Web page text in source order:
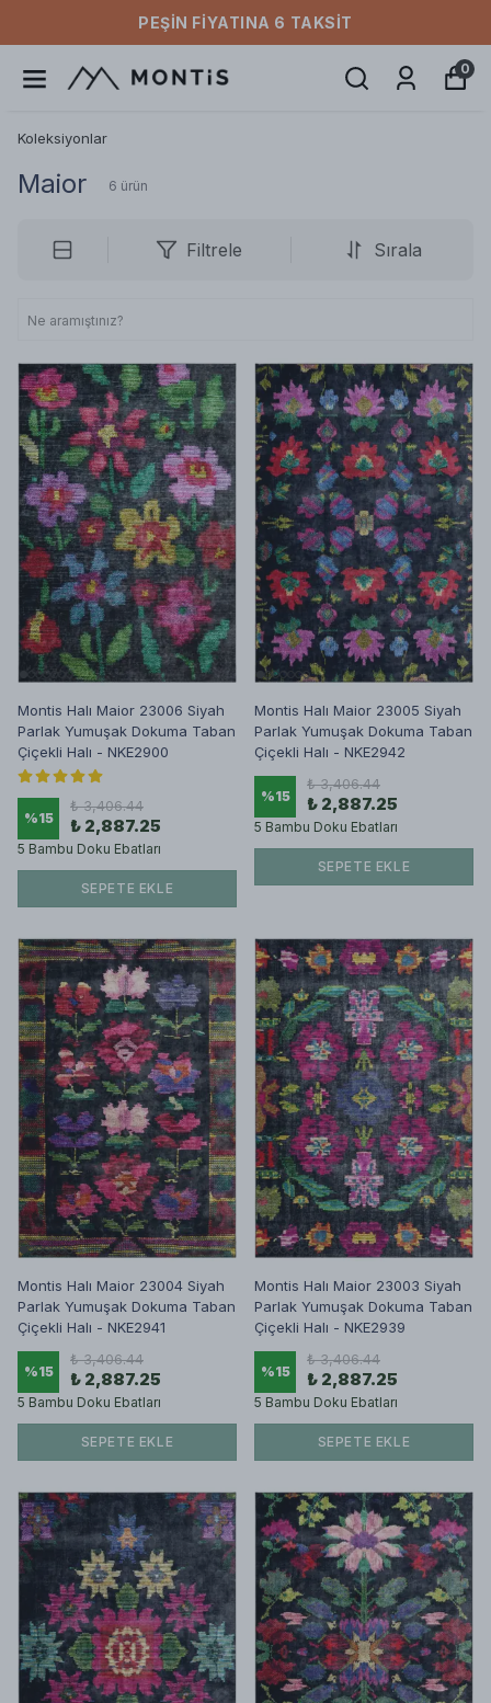
ÜCRETSIZ KARGO
0
Koleksiyonlar
Maior 6 ürün
Filtrele Sırala
Montis Halı Maior 23006 Siyah
Parlak Yumuşak Dokuma Taban
Çiçekli Halı - NKE2900
%15
₺ 3,406.44
₺ 2,887.25
5 Bambu Doku Ebatları
SEPETE EKLE
Montis Halı Maior 23005 Siyah
Parlak Yumuşak Dokuma Taban
Çiçekli Halı - NKE2942
%15
₺ 3,406.44
₺ 2,887.25
5 Bambu Doku Ebatları
SEPETE EKLE
Montis Halı Maior 23004 Siyah
Parlak Yumuşak Dokuma Taban
Çiçekli Halı - NKE2941
%15
₺ 3,406.44
₺ 2,887.25
5 Bambu Doku Ebatları
SEPETE EKLE
Montis Halı Maior 23003 Siyah
Parlak Yumuşak Dokuma Taban
Çiçekli Halı - NKE2939
%15
₺ 3,406.44
₺ 2,887.25
5 Bambu Doku Ebatları
SEPETE EKLE